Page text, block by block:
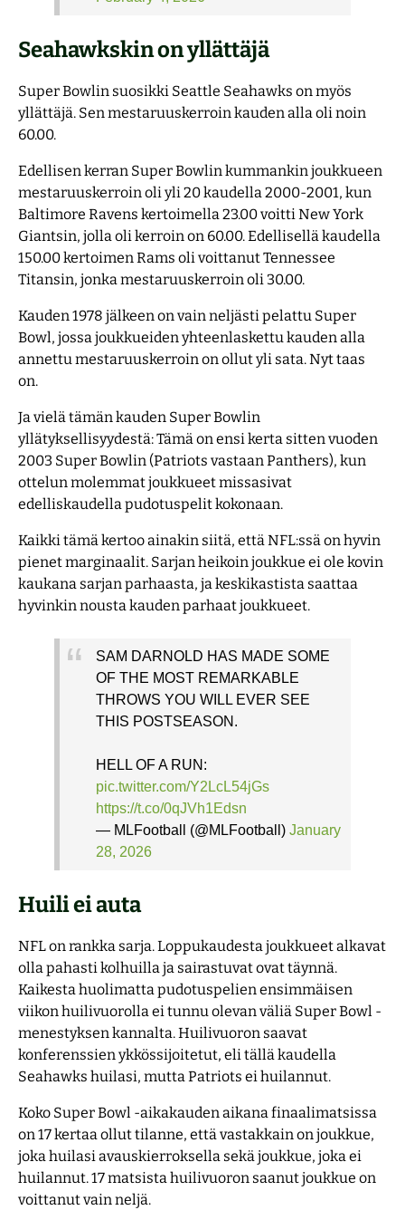
Seahawkskin on yllättäjä
Super Bowlin suosikki Seattle Seahawks on myös
yllättäjä. Sen mestaruuskerroin kauden alla oli noin
60.00.
Edellisen kerran Super Bowlin kummankin joukkueen
mestaruuskerroin oli yli 20 kaudella 2000-2001, kun
Baltimore Ravens kertoimella 23.00 voitti New York
Giantsin, jolla oli kerroin on 60.00. Edellisellä kaudella
150.00 kertoimen Rams oli voittanut Tennessee
Titansin, jonka mestaruuskerroin oli 30.00.
Kauden 1978 jälkeen on vain neljästi pelattu Super
Bowl, jossa joukkueiden yhteenlaskettu kauden alla
annettu mestaruuskerroin on ollut yli sata. Nyt taas
on.
Ja vielä tämän kauden Super Bowlin
yllätyksellisyydestä: Tämä on ensi kerta sitten vuoden
2003 Super Bowlin (Patriots vastaan Panthers), kun
ottelun molemmat joukkueet missasivat
edelliskaudella pudotuspelit kokonaan.
Kaikki tämä kertoo ainakin siitä, että NFL:ssä on hyvin
pienet marginaalit. Sarjan heikoin joukkue ei ole kovin
kaukana sarjan parhaasta, ja keskikastista saattaa
hyvinkin nousta kauden parhaat joukkueet.
SAM DARNOLD HAS MADE SOME
OF THE MOST REMARKABLE
THROWS YOU WILL EVER SEE
THIS POSTSEASON.
HELL OF A RUN:
pic.twitter.com/Y2LcL54jGs
https://t.co/0qJVh1Edsn
— MLFootball (@MLFootball) January
28, 2026
Huili ei auta
NFL on rankka sarja. Loppukaudesta joukkueet alkavat
olla pahasti kolhuilla ja sairastuvat ovat täynnä.
Kaikesta huolimatta pudotuspelien ensimmäisen
viikon huilivuorolla ei tunnu olevan väliä Super Bowl -
menestyksen kannalta. Huilivuoron saavat
konferenssien ykkössijoitetut, eli tällä kaudella
Seahawks huilasi, mutta Patriots ei huilannut.
Koko Super Bowl -aikakauden aikana finaalimatsissa
on 17 kertaa ollut tilanne, että vastakkain on joukkue,
joka huilasi avauskierroksella sekä joukkue, joka ei
huilannut. 17 matsista huilivuoron saanut joukkue on
voittanut vain neljä.